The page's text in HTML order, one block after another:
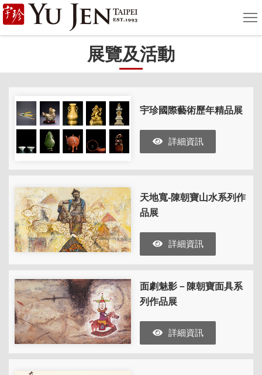
宇
珍
藝
術
Jen
Taipei
單
展覽及活動
宇珍國際藝術歷年精品展
詳細資訊
天地寬-陳朝寶山水系列作
品展
詳細資訊
面劇魅影－陳朝寶面具系
列作品展
詳細資訊